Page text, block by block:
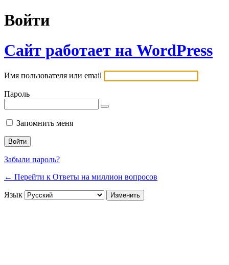
Войти
Сайт работает на WordPress
Имя пользователя или email
Пароль
Запомнить меня
Забыли пароль?
← Перейти к Ответы на миллион вопросов
Язык